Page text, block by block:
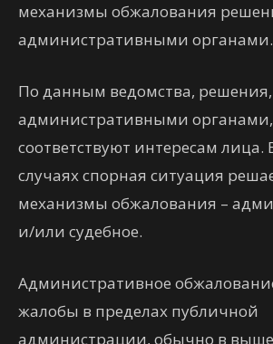
механизмы обжалования
административными органами.
По данным ведомства,
административными органами,
соответствуют интересам лица.
случаях спорная ситуация
механизмы обжалования –
и/или судебное.
Административное
жалобы в пределах публичной
администрации, обычно в